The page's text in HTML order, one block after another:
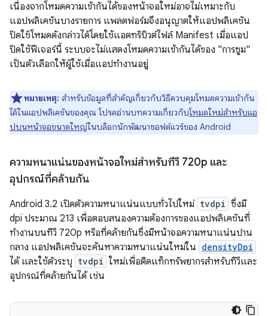
เนื่องจากโหมดความเข้ากันได้ของหน้าจอใหม่อาจไม่เหมาะกับ
แอปพลิเคชันบางรายการ แพลตฟอร์มจึงอนุญาตให้แอปพลิเคชัน
ปิดใช้โหมดดังกล่าวได้โดยใช้แอตทริบิวต์ไฟล์ Manifest เมื่อแอป
ปิดใช้ฟีเจอร์นี้ ระบบจะไม่แสดงโหมดความเข้ากันได้ของ "การซูม"
เป็นตัวเลือกให้ผู้ใช้เมื่อแอปทำงานอยู่
หมายเหตุ: สำหรับข้อมูลที่สำคัญเกี่ยวกับวิธีควบคุมโหมดความเข้ากัน
ได้ในแอปพลิเคชันของคุณ โปรดอ่านบทความเกี่ยวกับโหมดใหม่สำหรับแอ
ปบนหน้าจอขนาดใหญ่ในบล็อกนักพัฒนาซอฟต์แวร์ของ Android
ความหนาแน่นของหน้าจอใหม่สำหรับทีวี 720p และ
อุปกรณ์ที่คล้ายกัน
Android 3.2 เปิดตัวความหนาแน่นแบบทั่วไปใหม่ tvdpi ซึ่งมี
dpi ประมาณ 213 เพื่อตอบสนองความต้องการของแอปพลิเคชันที่
ทำงานบนทีวี 720p หรือที่คล้ายกันซึ่งมีหน้าจอความหนาแน่นปาน
กลาง แอปพลิเคชันจะค้นหาความหนาแน่นใหม่ใน densityDpi
ได้ และใช้ตัวระบุ tvdpi ใหม่เพื่อติดแท็กทรัพยากรสำหรับทีวีและ
อุปกรณ์ที่คล้ายกันได้ เช่น